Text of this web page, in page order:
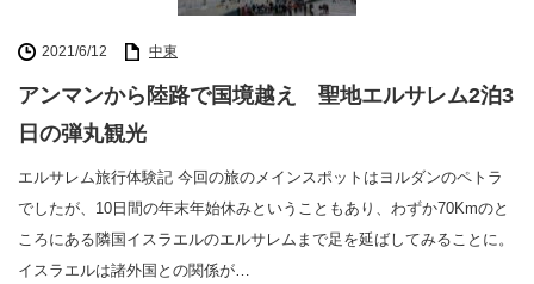
2021/6/12 中東
アンマンから陸路で国境越え 聖地エルサレム2泊3
日の弾丸観光
エルサレム旅行体験記 今回の旅のメインスポットはヨルダンのペトラ
でしたが、10日間の年末年始休みということもあり、わずか70Kmのと
ころにある隣国イスラエルのエルサレムまで足を延ばしてみることに。
イスラエルは諸外国との関係が…